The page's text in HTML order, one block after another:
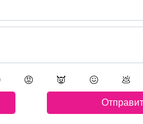
😡 👿 😖 💩